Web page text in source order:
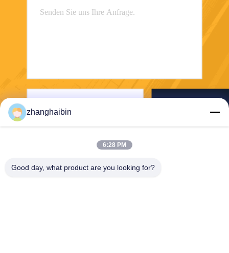
zhanghaibin
6:28 PM
Good day, what product are you looking for?